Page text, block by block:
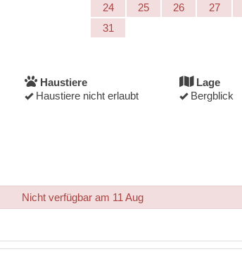
24
25 26 27
31
Haustiere
Haustiere nicht erlaubt
Lage
Bergblick
Nicht verfügbar am 11 Aug